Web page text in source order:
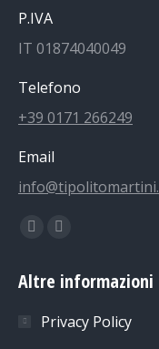
P.IVA
IT 01874040049
Telefono
+39 0171 266249
Email
Find us on:
Facebook
opens
new
Instagram
opens
new
Altre informazioni
Privacy Policy